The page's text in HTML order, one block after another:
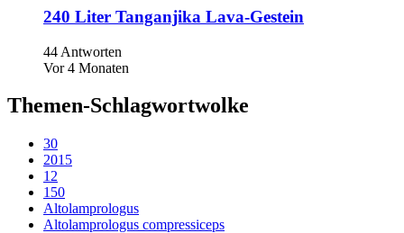
240 Liter Tanganjika Lava-Gestein
44 Antworten
Vor 4 Monaten
Themen-Schlagwortwolke
30
2015
12
150
Altolamprologus
Altolamprologus compressiceps